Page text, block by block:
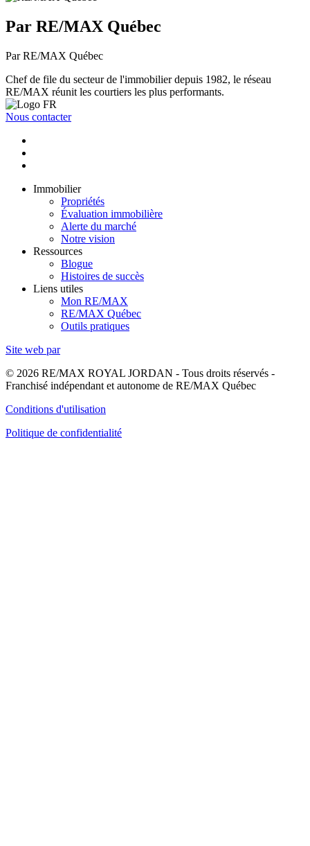
Par RE/MAX Québec
Par RE/MAX Québec
Chef de file du secteur de l'immobilier depuis 1982, le réseau
RE/MAX réunit les courtiers les plus performants.
Nous contacter
Immobilier
Propriétés
Évaluation immobilière
Alerte du marché
Notre vision
Ressources
Blogue
Histoires de succès
Liens utiles
Mon RE/MAX
RE/MAX Québec
Outils pratiques
Site web par
© 2026 RE/MAX ROYAL JORDAN - Tous droits réservés -
Franchisé indépendant et autonome de RE/MAX Québec
Conditions d'utilisation
Politique de confidentialité